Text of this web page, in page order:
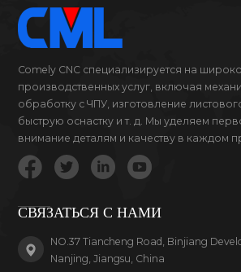
Comely CNC специализируется на
производственных услуг, включая
обработку с ЧПУ, изготовление
быструю оснастку и т. д. Мы уделяем
внимание деталям и качеству в каждом
продукте, за который мы беремся.
СВЯЗАТЬСЯ С НАМИ
NO.37 Tiancheng Road, Binjiang
Nanjing, Jiangsu, China